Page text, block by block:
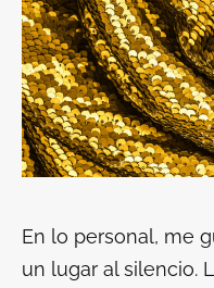
En lo personal, me
un lugar al silencio.